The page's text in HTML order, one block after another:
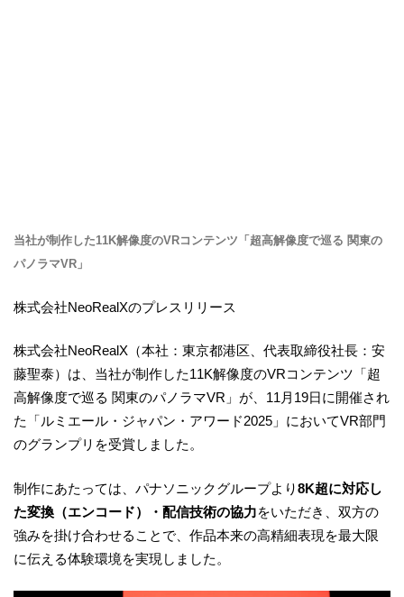
当社が制作した11K解像度のVRコンテンツ「超高解像度で巡る 関東の
パノラマVR」
株式会社NeoRealXのプレスリリース
株式会社NeoRealX（本社：東京都港区、代表取締役社長：安
藤聖泰）は、当社が制作した11K解像度のVRコンテンツ「超
高解像度で巡る 関東のパノラマVR」が、11月19日に開催され
た「ルミエール・ジャパン・アワード2025」においてVR部門
のグランプリを受賞しました。
制作にあたっては、パナソニックグループより8K超に対応し
た変換（エンコード）・配信技術の協力をいただき、双方の
強みを掛け合わせることで、作品本来の高精細表現を最大限
に伝える体験環境を実現しました。